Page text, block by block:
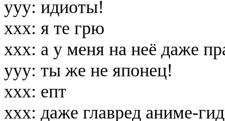
yyy: идиоты!
xxx: я те грю
xxx: а у меня на неё даже
yyy: ты же не японец!
xxx: епт
xxx: даже главред аниме-